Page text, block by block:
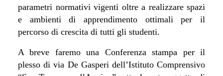
parametri normativi vigenti oltre a realizzare spazi
e ambienti di apprendimento ottimali per il
percorso di crescita di tutti gli studenti.
A breve faremo una Conferenza stampa per il
plesso di via De Gasperi dell’Istituto Comprensivo